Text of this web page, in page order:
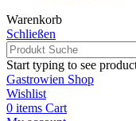
Warenkorb
Schließen
Start typing to see
Gastrowien Shop
Wishlist
0 items Cart